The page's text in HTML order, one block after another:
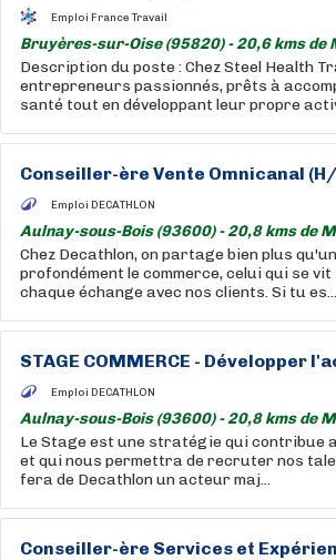
Emploi France Travail
Bruyères-sur-Oise (95820) - 20,6 kms
Description du poste : Chez Steel Health
entrepreneurs passionnés, prêts à
santé tout en développant leur propre
Conseiller-ère Vente Omnicanal
Emploi DECATHLON
Aulnay-sous-Bois (93600) - 20,8 kms de
Chez Decathlon, on partage bien plus
profondément le commerce, celui qui se
chaque échange avec nos clients. Si tu es...
STAGE COMMERCE - Développer
Emploi DECATHLON
Aulnay-sous-Bois (93600) - 20,8 kms de
Le Stage est une stratégie qui contribue
et qui nous permettra de recruter nos
fera de Decathlon un acteur maj...
Conseiller-ère Services et